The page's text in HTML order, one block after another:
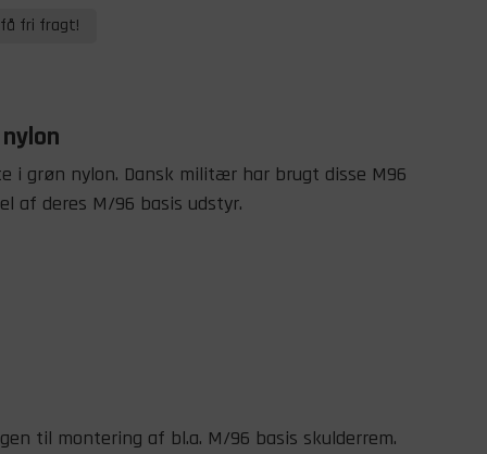
fri fragt!
i grøn nylon. Dansk militær har brugt disse M96
af deres M/96 basis udstyr.
til montering af bl.a. M/96 basis skulderrem.